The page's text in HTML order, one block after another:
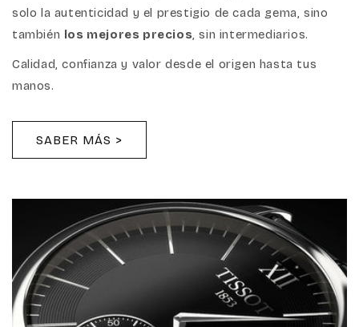
solo la autenticidad y el prestigio de cada gema, sino
también los mejores precios, sin intermediarios.
Calidad, confianza y valor desde el origen hasta tus
manos.
SABER MÁS >